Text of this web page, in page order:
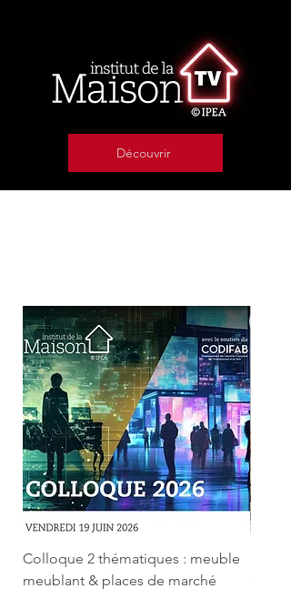
Découvrir
Colloque 2 thématiques : meuble
meublant & places de marché